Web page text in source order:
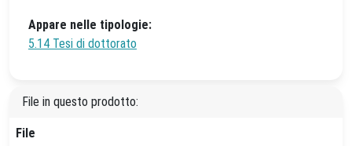
Appare nelle tipologie:
5.14 Tesi di dottorato
File in questo prodotto:
File